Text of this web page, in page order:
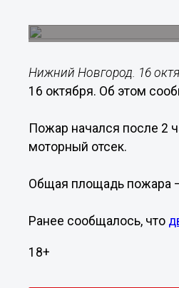
Нижний Новгород. 16
16 октября. Об этом
Пожар начался после 2
моторный отсек.
Общая площадь пожара
Ранее сообщалось, что
18+